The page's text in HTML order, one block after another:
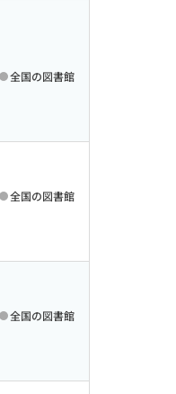
全国の図書館
全国の図書館
全国の図書館